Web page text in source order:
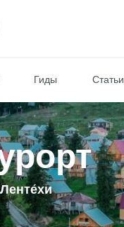
Гиды Статьи